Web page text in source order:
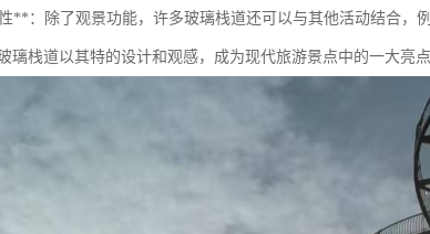
**：除了观景功能，许多玻璃栈道还可以与其他活动结合，
璃栈道以其特的设计和观感，成为现代旅游景点中的一大亮点